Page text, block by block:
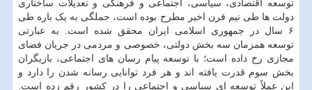
توسعه اقتصادی، سیاسی، اجتماعی و فرهنگی و تعدیلات ساختاری
دولت ها طی نیم قرن اخیر مطرح بوده است، جملگی به یک باره طی
۶ سال در جمهوری اسلامی ایران محقق شده است. به عبارتی
توسعه همزمان سه بخش دولتی، خصوصی و مردمی در جریان فضای
مجازی رخ داده است؛ با توسعه پیام رسان های اجتماعی، بازیگران
بخش سوم قدرت یافته اند و هر فرد توانایی رسانه شدن را دارد و
این عملاً توسعه ای سیاسی و اجتماعی را در کشور رقم زده است.